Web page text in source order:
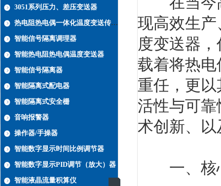
3051系列压力、差压变送器
热电阻热电偶一体化温度变送传感器系列
智能信号隔离调理器
智能热电阻热电偶温度变送器
智能信号隔离器
智能隔离式配电器
智能隔离式安全栅
音响报警器
操作器/手操器
智能数字显示时间比例调节器
智能数字显示PID调节（放大）器
智能液晶流量积算仪
现高效生产
度变送器
载着将热
重任，更
活性与可
术创新、
一、核心